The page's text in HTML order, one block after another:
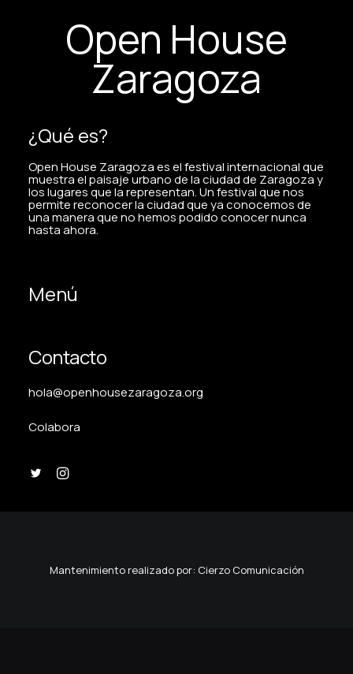
Open House
Zaragoza
¿Qué es?
Open House Zaragoza es el festival internacional que
muestra el paisaje urbano de la ciudad de Zaragoza y
los lugares que la representan. Un festival que nos
permite reconocer la ciudad que ya conocemos de
una manera que no hemos podido conocer nunca
hasta ahora.
Menú
Contacto
hola@openhousezaragoza.org
Colabora
Mantenimiento realizado por: Cierzo Comunicación